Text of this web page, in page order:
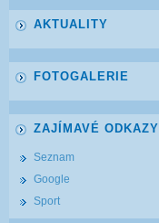
AKTUALITY
FOTOGALERIE
ZAJÍMAVÉ ODKAZY
Seznam
Google
Sport